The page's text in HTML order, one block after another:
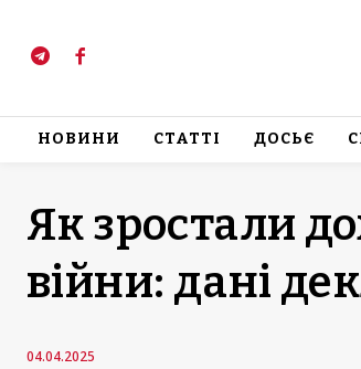
НОВИНИ СТАТТІ ДОСЬЄ
Як зростали
війни: дані
04.04.2025